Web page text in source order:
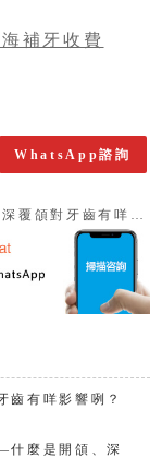
補牙收費
WhatsApp諮詢
深覆頜對牙齒有咩影響咧？澳門箍牙幾錢？
齒有咩影響咧？
什麼是開頜、深